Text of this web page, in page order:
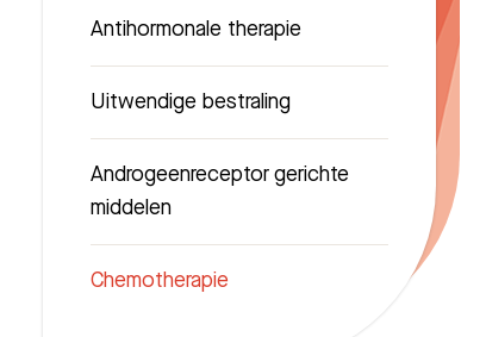
Antihormonale therapie
Uitwendige bestraling
Androgeenreceptor gerichte
middelen
Chemotherapie